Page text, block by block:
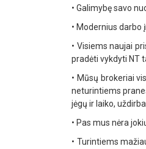
• Galimybę savo
• Modernius darbo
• Visiems naujai
pradėti vykdyti NT
• Mūsų brokeriai
neturintiems
jėgų ir laiko,
• Pas mus nėra
• Turintiems